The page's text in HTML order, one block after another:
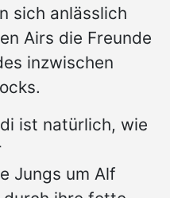
sich anlässlich
Airs die Freunde
inzwischen
ist natürlich, wie
Jungs um Alf